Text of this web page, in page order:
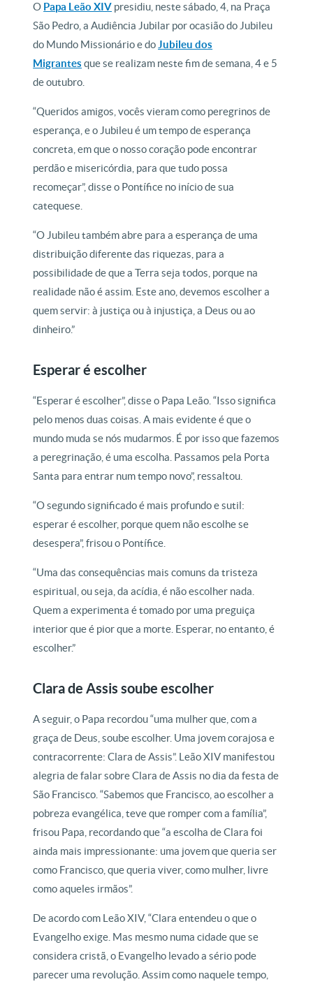
O Papa Leão XIV presidiu, neste sábado, 4, na Praça
São Pedro, a Audiência Jubilar por ocasião do Jubileu
do Mundo Missionário e do Jubileu dos
Migrantes que se realizam neste fim de semana, 4 e 5
de outubro.
“Queridos amigos, vocês vieram como peregrinos de
esperança, e o Jubileu é um tempo de esperança
concreta, em que o nosso coração pode encontrar
perdão e misericórdia, para que tudo possa
recomeçar”, disse o Pontífice no início de sua
catequese.
“O Jubileu também abre para a esperança de uma
distribuição diferente das riquezas, para a
possibilidade de que a Terra seja todos, porque na
realidade não é assim. Este ano, devemos escolher a
quem servir: à justiça ou à injustiça, a Deus ou ao
dinheiro.”
Esperar é escolher
“Esperar é escolher”, disse o Papa Leão. “Isso significa
pelo menos duas coisas. A mais evidente é que o
mundo muda se nós mudarmos. É por isso que fazemos
a peregrinação, é uma escolha. Passamos pela Porta
Santa para entrar num tempo novo”, ressaltou.
“O segundo significado é mais profundo e sutil:
esperar é escolher, porque quem não escolhe se
desespera”, frisou o Pontífice.
“Uma das consequências mais comuns da tristeza
espiritual, ou seja, da acídia, é não escolher nada.
Quem a experimenta é tomado por uma preguiça
interior que é pior que a morte. Esperar, no entanto, é
escolher.”
Clara de Assis soube escolher
A seguir, o Papa recordou “uma mulher que, com a
graça de Deus, soube escolher. Uma jovem corajosa e
contracorrente: Clara de Assis”. Leão XIV manifestou
alegria de falar sobre Clara de Assis no dia da festa de
São Francisco. “Sabemos que Francisco, ao escolher a
pobreza evangélica, teve que romper com a família”,
frisou Papa, recordando que “a escolha de Clara foi
ainda mais impressionante: uma jovem que queria ser
como Francisco, que queria viver, como mulher, livre
como aqueles irmãos”.
De acordo com Leão XIV, “Clara entendeu o que o
Evangelho exige. Mas mesmo numa cidade que se
considera cristã, o Evangelho levado a sério pode
parecer uma revolução. Assim como naquele tempo,